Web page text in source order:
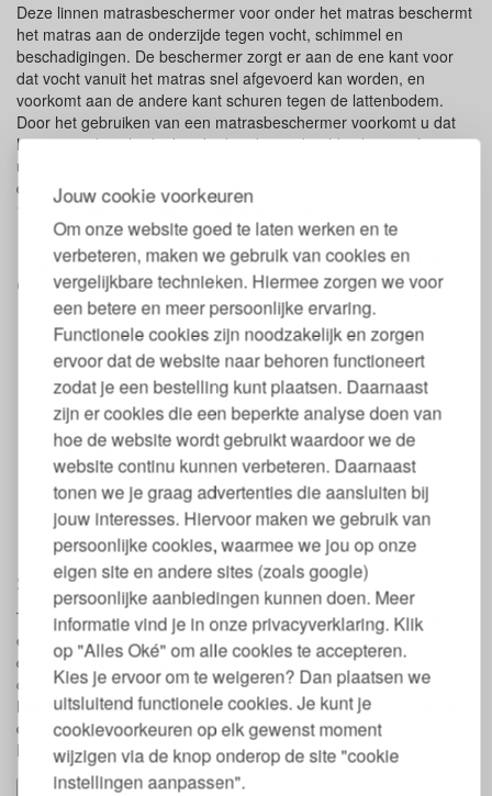
Jouw cookie voorkeuren
Om onze website goed te laten werken en te
verbeteren, maken we gebruik van cookies en
vergelijkbare technieken. Hiermee zorgen we voor
een betere en meer persoonlijke ervaring.
Functionele cookies zijn noodzakelijk en zorgen
ervoor dat de website naar behoren functioneert
zodat je een bestelling kunt plaatsen. Daarnaast
zijn er cookies die een beperkte analyse doen van
hoe de website wordt gebruikt waardoor we de
website continu kunnen verbeteren. Daarnaast
tonen we je graag advertenties die aansluiten bij
jouw interesses. Hiervoor maken we gebruik van
persoonlijke cookies, waarmee we jou op onze
eigen site en andere sites (zoals google)
persoonlijke aanbiedingen kunnen doen. Meer
informatie vind je in onze privacyverklaring. Klik
op "Alles Oké" om alle cookies te accepteren.
Kies je ervoor om te weigeren? Dan plaatsen we
uitsluitend functionele cookies. Je kunt je
cookievoorkeuren op elk gewenst moment
wijzigen via de knop onderop de site "cookie
instellingen aanpassen".
Deze linnen matrasbeschermer voor onder het matras beschermt
het matras aan de onderzijde tegen vocht, schimmel en
beschadigingen. De beschermer zorgt er aan de ene kant voor
dat vocht vanuit het matras snel afgevoerd kan worden, en
voorkomt aan de andere kant schuren tegen de lattenbodem.
Door het gebruiken van een matrasbeschermer voorkomt u dat
het matras beschadigd raakt door bijvoorbeeld splinters of nietjes
uit de lattenbodem. Ook verlengt u de levensduur van uw matras
doordat transpiratievocht. De matrasbeschermer is gemaakt van
100% biologisch katoen en biologisch linnen.
Eigenschappen matrasbeschermer linnen
en biokatoen onder matras
Beschermer van 100% biologisch linnen
Hoes van 100% biologisch katoen jersey
GOTS-gecertificeerd voor bio textiel
Beschermt tegen schimmel, vocht en beschadigingen
Ook geschikt voor latex matrassen
Hoogte: 1 cm
Vulgewicht: 700 gr/m²
Niet wasbaar
Ook verkrijgbaar in maatwerk en met een lengte van
210/220 cm. Neem hiervoor contact op met
klantenservice@greenjump.nl.
Schimmelvorming onder matras
Tijdens het slapen wordt er veel vocht geproduceerd door zweten
en ademen. Daarnaast kan ook uw slaapomgeving ervoor zorgen
dat uw matras vochtig wordt. Dit vocht condenseert aan de
onderkant van uw matras waar het schimmel kan veroorzaken.
Met een matrasbeschermer onder uw matras zorgt u ervoor dat
dit vocht opgevangen en langzaam weer vrijgegeven wordt.
Hiermee voorkomt u vocht en uiteindelijk schimmel in uw matras.